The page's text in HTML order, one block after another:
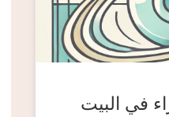
في البيت